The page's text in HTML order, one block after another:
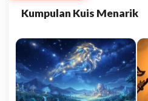
Kumpulan Kuis Menarik